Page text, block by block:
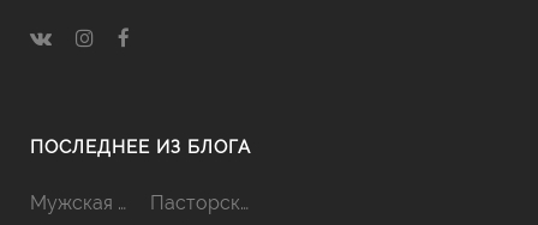
ПОСЛЕДНЕЕ ИЗ БЛОГА
Мужская Койнония 2019 Пасторская Койнония 2019